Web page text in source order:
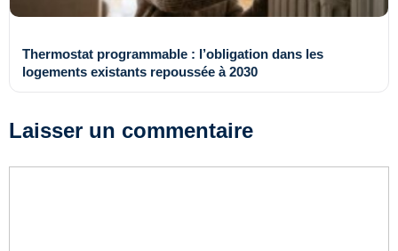
Thermostat programmable : l’obligation dans les
logements existants repoussée à 2030
Laisser un commentaire